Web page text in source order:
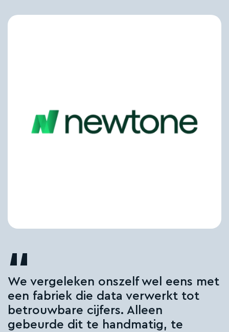
eens met
tot
te
Met Silverfin verbeteren
kwaliteit en besparen we
pure winst. We hoeven
minder lastig te vallen